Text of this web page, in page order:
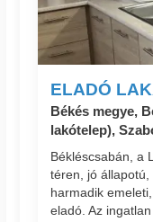
ELADÓ
Békés megye,
lakótelep),
Békléscsabán, a
téren, jó
harmadik
eladó. Az